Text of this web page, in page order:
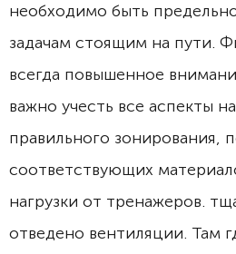
необходимо быть
задачам стоящим на пути.
всегда повышенное
важно учесть все аспекты
правильного зонирования,
соответствующих
нагрузки от тренажеров.
отведено вентиляции. Там